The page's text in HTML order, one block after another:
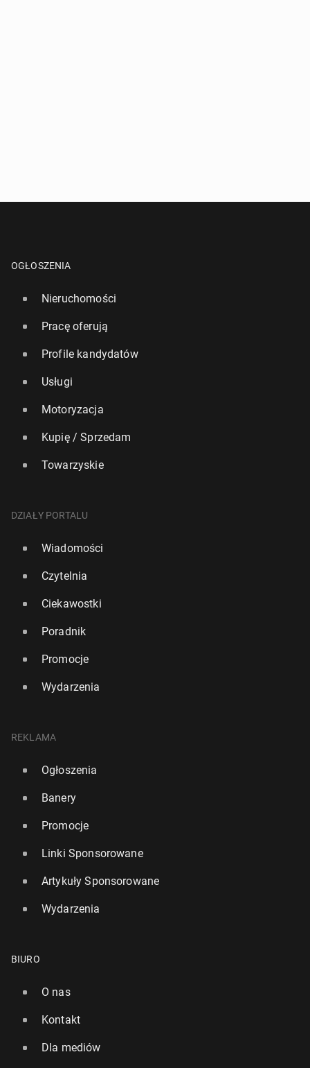
OGŁOSZENIA
Nieruchomości
Pracę oferują
Profile kandydatów
Usługi
Motoryzacja
Kupię / Sprzedam
Towarzyskie
DZIAŁY PORTALU
Wiadomości
Czytelnia
Ciekawostki
Poradnik
Promocje
Wydarzenia
REKLAMA
Ogłoszenia
Banery
Promocje
Linki Sponsorowane
Artykuły Sponsorowane
Wydarzenia
BIURO
O nas
Kontakt
Dla mediów